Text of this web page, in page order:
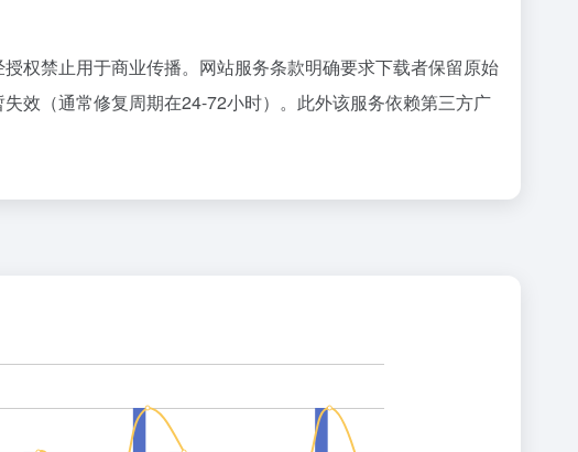
权禁止用于商业传播。网站服务条款明确要求下载者保留原始
效（通常修复周期在24-72小时）。此外该服务依赖第三方广